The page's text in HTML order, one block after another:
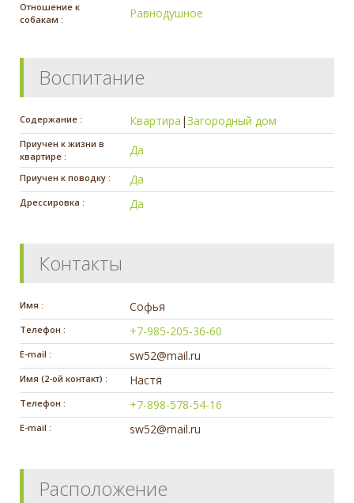
Отношение к
собакам :
Равнодушное
Воспитание
Содержание : Квартира |Загородный дом
Приучен к жизни в
квартире :
Да
Приучен к поводку : Да
Дрессировка : Да
Контакты
Имя : Софья
Телефон : +7-985-205-36-60
E-mail : sw52@mail.ru
Имя (2-ой контакт) : Настя
Телефон : +7-898-578-54-16
E-mail : sw52@mail.ru
Расположение